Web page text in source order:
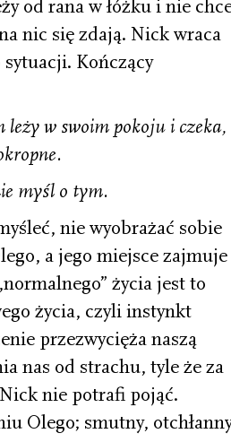
od rana w łóżku i nie
nic się zdają. Nick wraca
Kończący
leży w swoim pokoju i czeka,
myśl o tym.
nie wyobrażać sobie
a jego miejsce zajmuje
życia jest to
życia, czyli instynkt
przezwycięża naszą
nas od strachu, tyle że za
nie potrafi pojąć.
Olego; smutny,